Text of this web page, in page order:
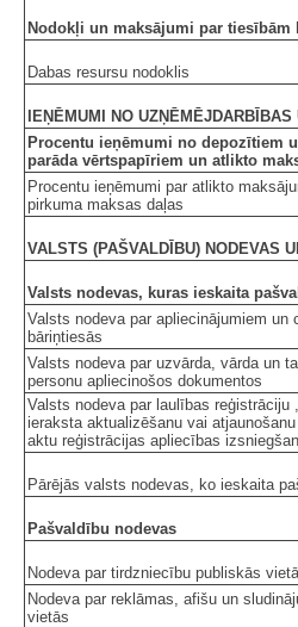
Nodokļi un maksājumi par tiesībām
Dabas resursu nodoklis
IEŅĒMUMI NO
Procentu ieņēmumi no depozītiem
parāda vērtspapīriem un atlikto
Procentu ieņēmumi par atlikto
pirkuma maksas daļas
VALSTS (PAŠVALDĪBU) NODEVAS
Valsts nodevas, kuras ieskaita
Valsts nodeva par apliecinājumiem un
bāriņtiesās
Valsts nodeva par uzvārda, vārda un
personu apliecinošos dokumentos
Valsts nodeva par laulības
ieraksta aktualizēšanu vai
aktu reģistrācijas apliecības
Pārējās valsts nodevas, ko ieskaita
Pašvaldību nodevas
Nodeva par tirdzniecību publiskās
Nodeva par reklāmas, afišu un
vietās